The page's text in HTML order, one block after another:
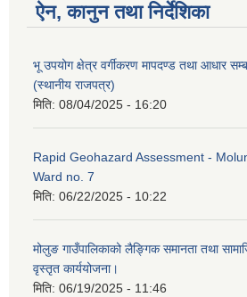
ऐन, कानुन तथा निर्देशिका
भू उपयोग क्षेत्र वर्गीकरण मापदण्ड तथा आधार
(स्थानीय राजपत्र)
मिति: 08/04/2025 - 16:20
Rapid Geohazard Assessment -
Ward no. 7
मिति: 06/22/2025 - 10:22
मोलुङ गाउँपालिकाको लैङ्गिक समानता तथा
वृस्तृत कार्ययोजना।
मिति: 06/19/2025 - 11:46